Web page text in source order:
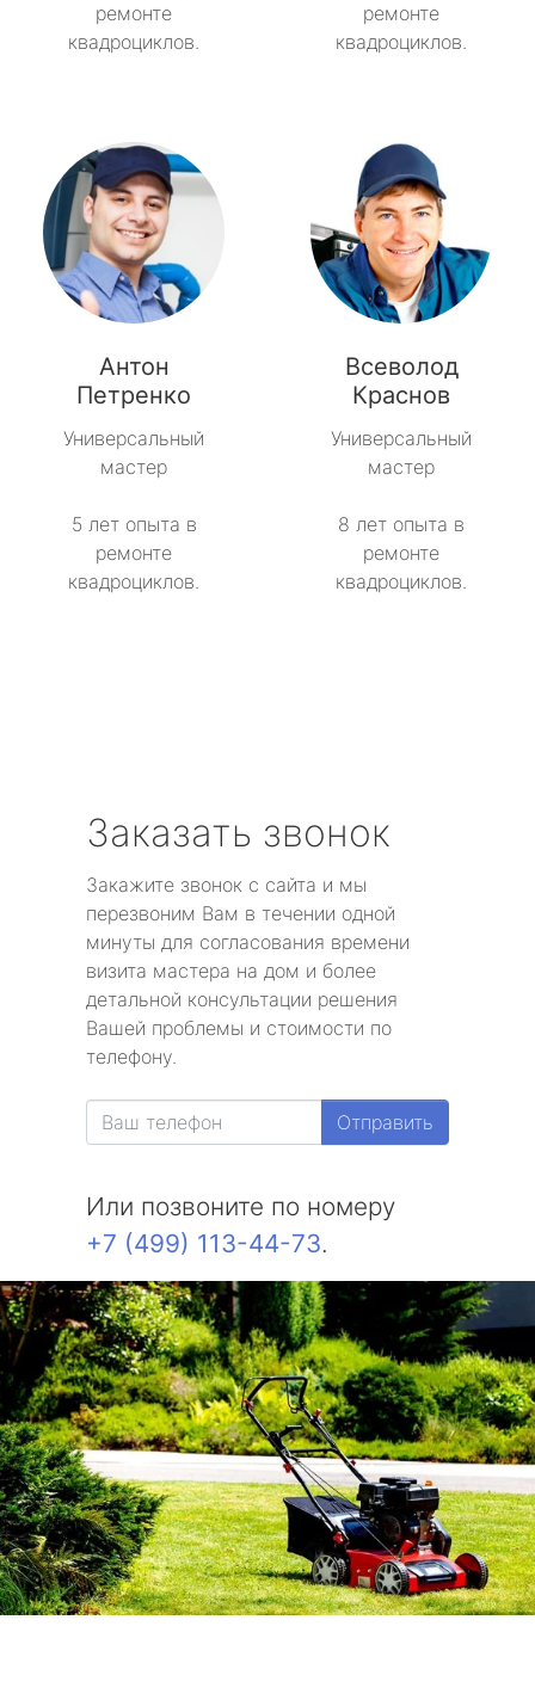
ремонте
квадроциклов.
ремонте
квадроциклов.
Антон
Петренко
Универсальный
мастер
5 лет опыта в
ремонте
квадроциклов.
Всеволод
Краснов
Универсальный
мастер
8 лет опыта в
ремонте
квадроциклов.
Заказать звонок
Закажите звонок с сайта и мы
перезвоним Вам в течении одной
минуты для согласования времени
визита мастера на дом и более
детальной консультации решения
Вашей проблемы и стоимости по
телефону.
Отправить
Или позвоните по номеру
+7 (499) 113-44-73.